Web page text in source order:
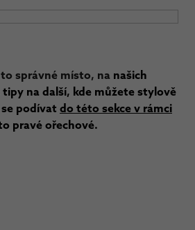
správné místo, na našich
na další, kde můžete stylově
podívat do této sekce v rámci
pravé ořechové.